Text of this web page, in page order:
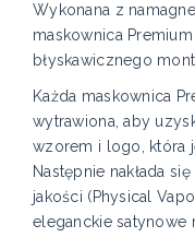
Wykonana z
maskownica
błyskawicznego
Każda maskownica
wytrawiona, aby
wzorem i logo, która
Następnie nakłada
jakości (Physical
eleganckie satynowe